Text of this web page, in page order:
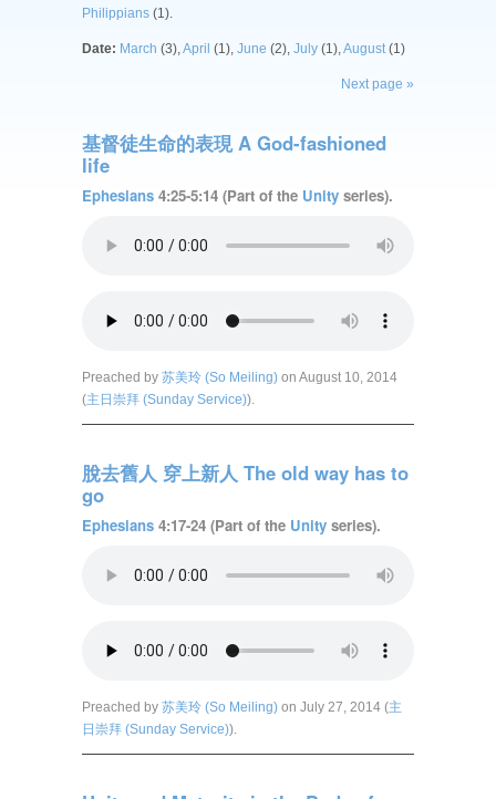
Philippians (1).
Date: March (3),April (1), June (2), July (1),August(1)
Next page »
基督徒生命的表現 A God-fashioned
life
Ephesians 4:25-5:14 (Part of the Unity series).
Preached by 苏美玲 (So Meiling) on August 10, 2014
(主日崇拜 (Sunday Service)).
脫去舊人 穿上新人 The old way has to
go
Ephesians 4:17-24 (Part of the Unity series).
Preached by 苏美玲 (So Meiling) on July 27, 2014 (主
日崇拜 (Sunday Service)).